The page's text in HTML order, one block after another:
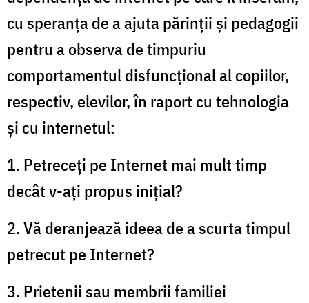
cu speranța de a ajuta părinții și pedagogii
pentru a observa de timpuriu
comportamentul disfuncțional al copiilor,
respectiv, elevilor, în raport cu tehnologia
și cu internetul:
1. Petreceţi pe Internet mai mult timp
decât v-aţi propus iniţial?
2. Vă deranjează ideea de a scurta timpul
petrecut pe Internet?
3. Prietenii sau membrii familiei